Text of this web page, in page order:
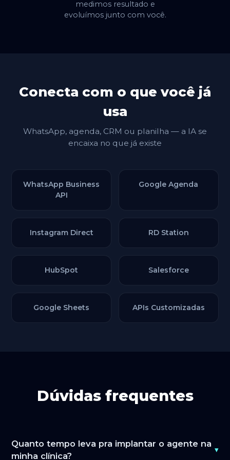
medimos resultado e
evoluímos junto com você.
Conecta com o que você já
usa
WhatsApp, agenda, CRM ou planilha — a IA se
encaixa no que já existe
WhatsApp Business
API
Google Agenda
Instagram Direct RD Station
HubSpot Salesforce
Google Sheets APIs Customizadas
Dúvidas frequentes
Quanto tempo leva pra implantar o agente na
minha clínica?
▾